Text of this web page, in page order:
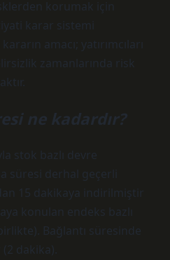
korumak için
karar sistemi
amacı; yatırımcıları
zamanlarında risk
ne kadardır?
stok bazlı devre
süresi derhal geçerli
15 dakikaya indirilmiştir
konulan endeks bazlı
Bağlantı süresinde
dakika).